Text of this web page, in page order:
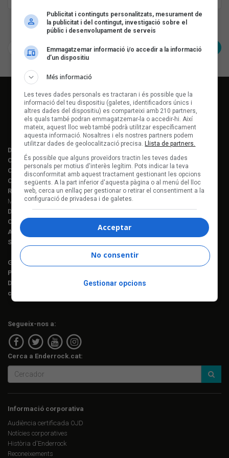
(Barcelona)
Pàgina 1 de 1
< Anterior Següent >
Director editorial:
Cap de redacció Enderrock:Jordi Martí Fabra
Coordinació EDR i enderrock.cat:Èlia Gea
Coordinació Anuari de la Música:Helena M. Alegret
Redacció:Ferran Amado, Maria Folqué, Èlia Gea, Jordi Martí, Helena
Morén Alegret, Joaquim Vilarnau i Sergi Núñez
Disseny i maquetació:Manuel Cuyàs
Caps de fotografia:
Assessorament lingüístic:
Berta Herreros
Subscripcions:
Gerència i projectes:
Publicitat i producció:
Direcció financera i administració:Anna Gris
c. Mallorca, 221, sobreàtic · 08008 Barcelona Tel. 93 237 08 05
Segueix-nos a:
Cerca a Enderrock.cat:
Informació corporativa
Audiència certificada OJD
Notícies corporatives
Història d'Enderrock
Reconeixements
Publicitat i continguts personalitzats, mesurament de
la publicitat i del contingut, investigació sobre el
públic i desenvolupament de serveis
Emmagatzemar informació i/o accedir a la informació
d’un dispositiu
Més informació
Les teves dades personals es tractaran i és possible que la
informació del teu dispositiu (galetes, identificadors únics i
altres dades del dispositiu) es comparteixi amb 210 partners,
els quals també podran emmagatzemar-la o accedir-hi. Així
mateix, aquest lloc web també podrà utilitzar específicament
aquesta informació. Nosaltres i els nostres partners podem
utilitzar dades de geolocalització precisa. Llista de partners.
És possible que alguns proveïdors tractin les teves dades
personals per motius d'interès legítim. Pots indicar la teva
disconformitat amb aquest tractament gestionant les opcions
següents. A la part inferior d'aquesta pàgina o al menú del lloc
web, cerca un enllaç per gestionar o retirar el consentiment a la
configuració de privadesa i de galetes.
Acceptar
No consentir
Gestionar opcions